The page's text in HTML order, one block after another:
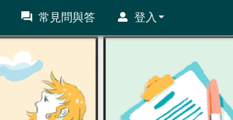
常見問與答 登入